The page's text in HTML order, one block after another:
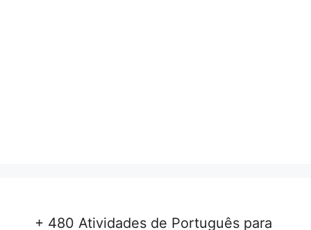
+ 480 Atividades de Português para